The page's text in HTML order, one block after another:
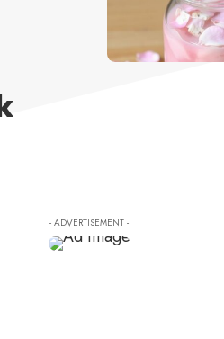
- ADVERTISEMENT -